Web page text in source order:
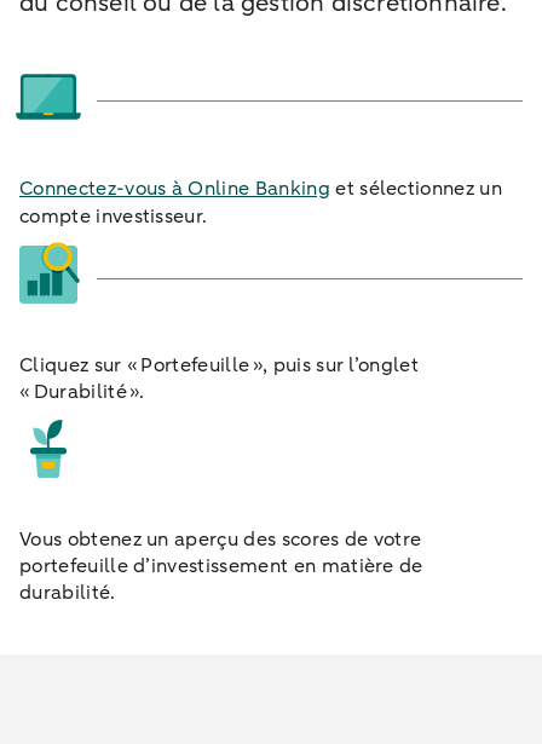
Connectez-vous à Online Banking et sélectionnez un
compte investisseur.
Cliquez sur « Portefeuille », puis sur l’onglet
« Durabilité ».
Vous obtenez un aperçu des scores de votre
portefeuille d’investissement en matière de
durabilité.